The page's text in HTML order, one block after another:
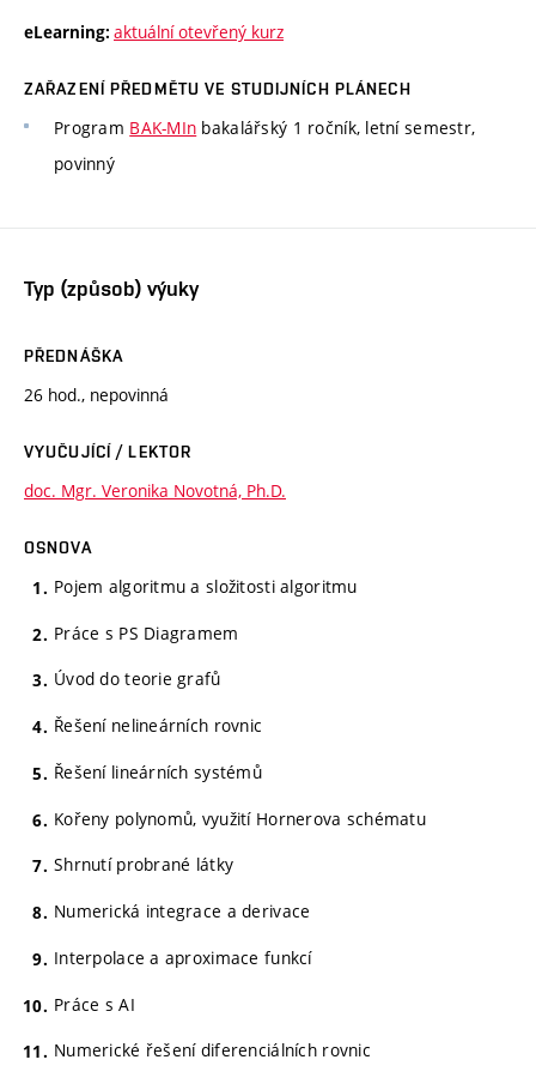
eLearning: aktuální otevřený kurz
ZAŘAZENÍ PŘEDMĚTU VE STUDIJNÍCH PLÁNECH
Program BAK-MIn bakalářský 1 ročník, letní semestr,
povinný
Typ (způsob) výuky
PŘEDNÁŠKA
26 hod., nepovinná
VYUČUJÍCÍ / LEKTOR
doc. Mgr. Veronika Novotná, Ph.D.
OSNOVA
Pojem algoritmu a složitosti algoritmu
Práce s PS Diagramem
Úvod do teorie grafů
Řešení nelineárních rovnic
Řešení lineárních systémů
Kořeny polynomů, využití Hornerova schématu
Shrnutí probrané látky
Numerická integrace a derivace
Interpolace a aproximace funkcí
Práce s AI
Numerické řešení diferenciálních rovnic